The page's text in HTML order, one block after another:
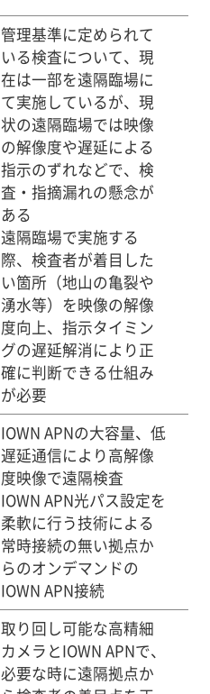
管理基準に定められて
いる検査について、現
在は一部を遠隔臨場に
て実施しているが、現
状の遠隔臨場では映像
の解像度や遅延による
指示のずれなどで、検
査・指摘漏れの懸念が
ある
遠隔臨場で実施する
際、検査者が着目した
い箇所（地山の亀裂や
湧水等）を映像の解像
度向上、指示タイミン
グの遅延解消により正
確に判断できる仕組み
が必要
IOWN APNの大容量、低
遅延通信により高解像
度映像で遠隔検査
IOWN APN光パス設定を
柔軟に行う技術による
常時接続の無い拠点か
らのオンデマンドの
IOWN APN接続
取り回し可能な高精細
カメラとIOWN APNで、
必要な時に遠隔拠点か